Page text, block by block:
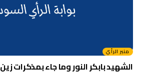
منبر الرأي
الشهيد بابكر النور وما جاء بمذكرات زين